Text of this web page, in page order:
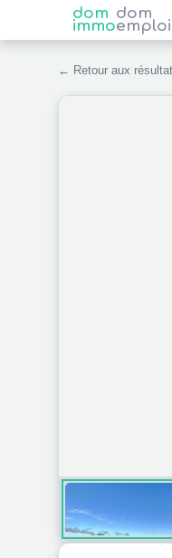
dom
immo
dom
emploi
← Retour aux